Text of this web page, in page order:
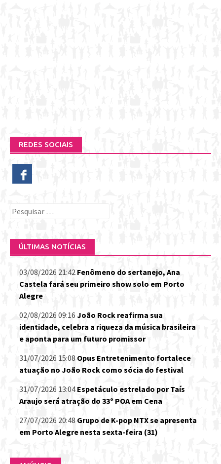
REDES SOCIAIS
Pesquisar
ÚLTIMAS NOTÍCIAS
03/08/2026 21:42 Fenômeno do sertanejo, Ana
Castela fará seu primeiro show solo em Porto
Alegre
02/08/2026 09:16 João Rock reafirma sua
identidade, celebra a riqueza da música brasileira
e aponta para um futuro promissor
31/07/2026 15:08 Opus Entretenimento fortalece
atuação no João Rock como sócia do festival
31/07/2026 13:04 Espetáculo estrelado por Taís
Araujo será atração do 33º POA em Cena
27/07/2026 20:48 Grupo de K-pop NTX se apresenta
em Porto Alegre nesta sexta-feira (31)